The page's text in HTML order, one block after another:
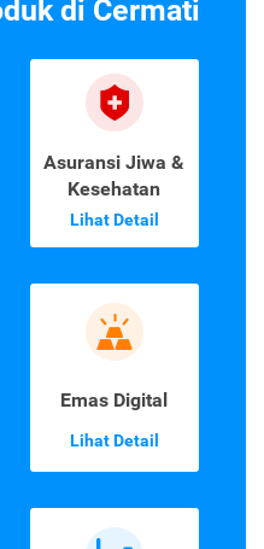
di Cermati
Asuransi Jiwa &
Kesehatan
Lihat Detail
Emas Digital
Lihat Detail